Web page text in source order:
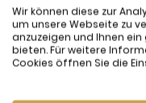
Wir können diese zur
um unsere Webseite zu
anzuzeigen und Ihnen
bieten. Für weitere
Cookies öffnen Sie die